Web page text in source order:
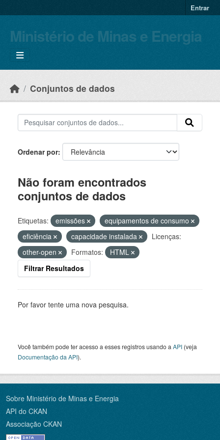
Entrar
Ministério de Minas e Energia
Conjuntos de dados
Ordenar por
Não foram encontrados
conjuntos de dados
Etiquetas: emissões
equipamentos de consumo
eficiência
capacidade instalada
Licenças:
other-open
Formatos:
HTML
Filtrar Resultados
Por favor tente uma nova pesquisa.
Você também pode ter acesso a esses registros usando a API (veja
Documentação da API).
Sobre Ministério de Minas e Energia
API do CKAN
Associação CKAN